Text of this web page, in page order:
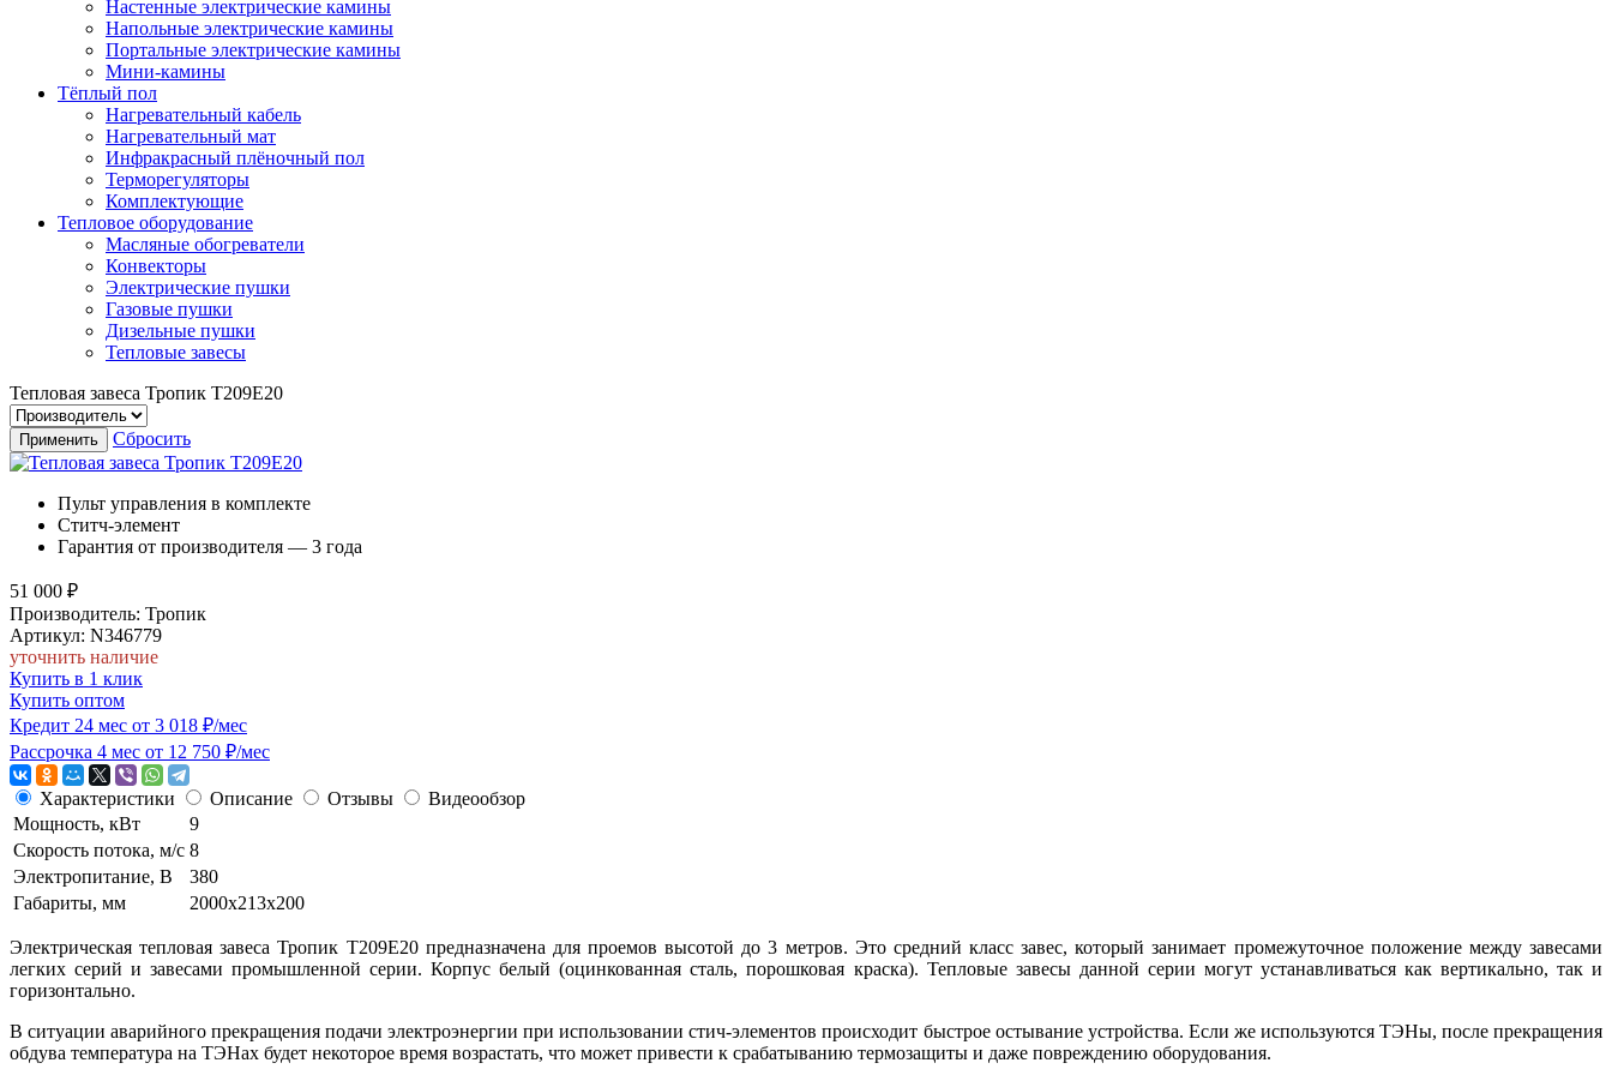
Настенные электрические камины
Напольные электрические камины
Портальные электрические камины
Мини-камины
Тёплый пол
Нагревательный кабель
Нагревательный мат
Инфракрасный плёночный пол
Терморегуляторы
Комплектующие
Тепловое оборудование
Масляные обогреватели
Конвекторы
Электрические пушки
Газовые пушки
Дизельные пушки
Тепловые завесы
Тепловая завеса Тропик Т209Е20
Применить Сбросить
Пульт управления в комплекте
Ститч-элемент
Гарантия от производителя — 3 года
51 000 ₽
Производитель: Тропик
Артикул: N346779
уточнить наличие
Купить в 1 клик
Купить оптом
Кредит 24 мес от 3 018 ₽/мес
Рассрочка 4 мес от 12 750 ₽/мес
Характеристики Описание Отзывы
Видеообзор
Мощность, кВт
9
Скорость потока, м/с 8
Электропитание, В
380
Габариты, мм
2000х213х200
Электрическая тепловая завеса Тропик Т209Е20 предназначена для проемов высотой до 3 метров. Это средний класс завес, который занимает промежуточное положение между завесами
легких серий и завесами промышленной серии. Корпус белый (оцинкованная сталь, порошковая краска). Тепловые завесы данной серии могут устанавливаться как вертикально, так и
горизонтально.
В ситуации аварийного прекращения подачи электроэнергии при использовании стич-элементов происходит быстрое остывание устройства. Если же используются ТЭНы, после прекращения
обдува температура на ТЭНах будет некоторое время возрастать, что может привести к срабатыванию термозащиты и даже повреждению оборудования.